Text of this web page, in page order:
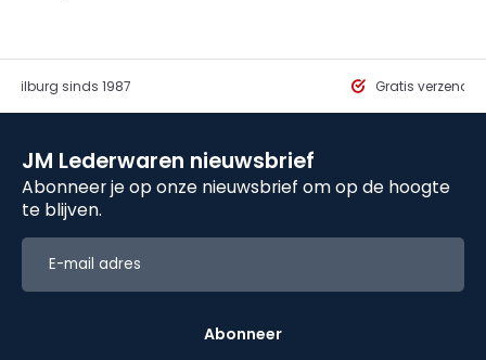
Tilburg sinds 1987 Gratis
JM Lederwaren nieuwsbrief
Abonneer je op onze nieuwsbrief om op de hoogte
te blijven.
Abonneer